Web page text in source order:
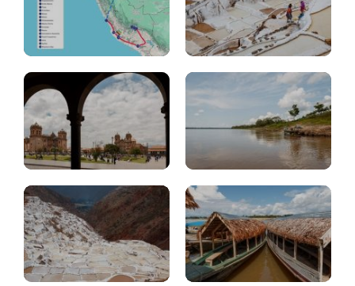
Cusco
(Cuzco)
Río
Amazonas
Ollantaytambo,
Maras,
Moray,
Chinchero
Iquitos
Machu
Picchu
Perú:
consejos
viajeros